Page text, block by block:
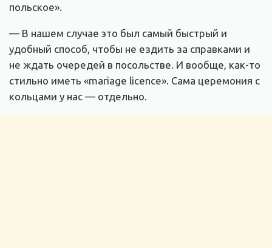
польское».
— В нашем случае это был самый быстрый и
удобный способ, чтобы не ездить за справками и
не ждать очередей в посольстве. И вообще, как-то
стильно иметь «mariage licence». Сама церемония с
кольцами у нас — отдельно.